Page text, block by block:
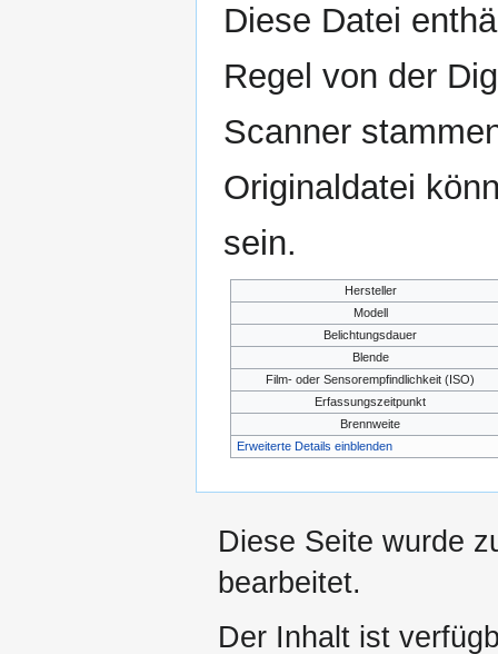
Diese Datei
Regel von der
Scanner
Originaldatei
sein.
Hersteller
Modell
Belichtungsdauer
Blende
Film- oder Sensorempfindlichkeit (ISO)
Erfassungszeitpunkt
Brennweite
Erweiterte Details einblenden
Diese Seite wurde
bearbeitet.
Der Inhalt ist